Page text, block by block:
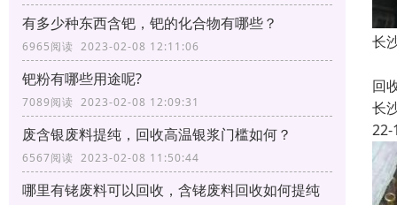
有多少种东西含钯，钯的化合物有哪些？
6965阅读 2023-02-08 12:11:06
钯粉有哪些用途呢?
7089阅读 2023-02-08 12:09:31
废含银废料提纯，回收高温银浆门槛如何？
6567阅读 2023-02-08 11:50:44
哪里有铑废料可以回收，含铑废料回收如何提纯
长
回
长
22-